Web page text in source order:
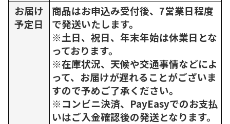
お届け
予定日
商品はお申込み受付後、7営業日程度
で発送いたします。
※土日、祝日、年末年始は休業日とな
っております。
※在庫状況、天候や交通事情などによ
って、お届けが遅れることがございま
すので予めご了承ください。
※コンビニ決済、PayEasyでのお支払
いはご入金確認後の発送となります。